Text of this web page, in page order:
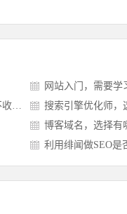
网站入门，需要学
要吐槽的太多了，不过我就想问一个问题，为啥不收录原创内容呢？
搜索引擎优化师，
博客域名，选择有
利用绯闻做SEO是